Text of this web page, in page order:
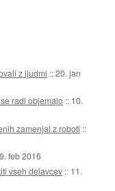
z ljudmi ::20. jan
radi objemajo :: 10.
zamenjal z roboti ::
feb 2016
vseh delavcev :: 11.